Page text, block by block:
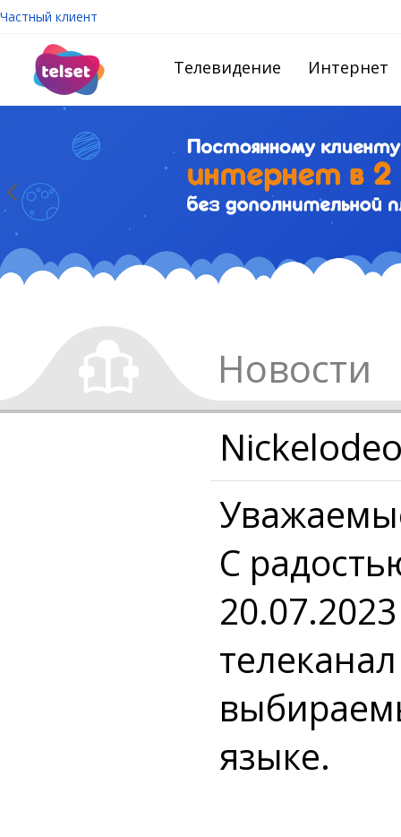
Частный клиент
Телевидение Интернет
Новости
С
языке.